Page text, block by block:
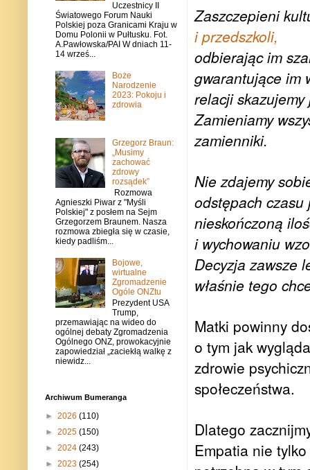
Zaszczepieni
i przedszkoli,
odbierając im
gwarantujące im
relacji
Zamieniamy
zamienniki.
Nie zdajemy
odstępach
nieskończoną
i wychowaniu
Decyzja zawsze
właśnie tego
Matki powinny
o tym jak
zdrowie
społeczeństwa.
Dlatego
Empatia nie
Uczestnicy II
Światowego Forum Nauki
Polskiej poza Granicami Kraju w
Domu Polonii w Pułtusku. Fot.
A.Pawłowska/PAI W dniach 11-
14 wrześ...
Boże
Narodzenie
2023: Pokoju i
zdrowia
Grzegorz Braun:
„Musimy
zachować
zdrowy
rozsądek”
Rozmowa
Agnieszki Piwar z "Myśli
Polskiej" z posłem na Sejm
Grzegorzem Braunem. Nasza
rozmowa zbiegła się w czasie,
kiedy padliśm...
Bojowe,
wirtualne
Zgromadzenie
Ogóle ONZtu
Prezydent USA
Trump,
przemawiając na wideo do
ogólnej debaty Zgromadzenia
Ogólnego ONZ, prowokacyjnie
zapowiedział „zaciekłą walkę z
niewidz...
Archiwum Bumeranga
► 2026 (110)
► 2025 (150)
► 2024 (243)
► 2023 (254)